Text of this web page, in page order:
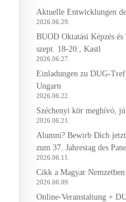
Aktuelle Entwicklungen
2026.06.29.
BUOD Oktatási Képzés
szept. 18-20., Kastl
2026.06.27.
Einladungen zu DUG-
Ungarn
2026.06.22.
Széchenyi kör meghívó,
2026.06.21.
Alumni? Bewirb Dich
zum 37. Jahrestag des
2026.06.11.
Cikk a Magyar Nemzetben
2026.06.09.
Online-Veranstaltung +